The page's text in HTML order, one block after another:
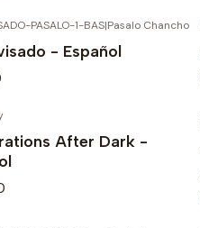
OUT OF STOCK
PASALO-1-BAS|Pasalo Chancho
- Español
After Dark -